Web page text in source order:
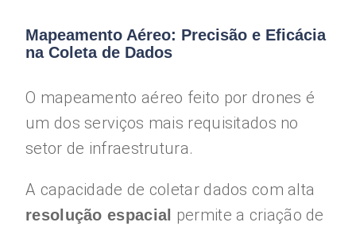
Mapeamento Aéreo: Precisão e Eficácia
na Coleta de Dados
O mapeamento aéreo feito por drones é
um dos serviços mais requisitados no
setor de infraestrutura.
A capacidade de coletar dados com alta
resolução espacial permite a criação de